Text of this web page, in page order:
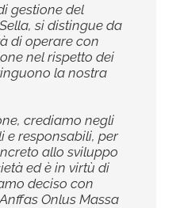
gestione del
si distingue da
di operare con
nel rispetto dei
la nostra
crediamo negli
e responsabili, per
allo sviluppo
ed è in virtù di
deciso con
Onlus Massa